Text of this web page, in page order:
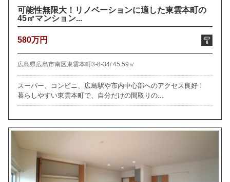
可能性無限大！リノベーションに適した東雲本町の
45㎡マンション...
580万円
広島県広島市南区東雲本町3-8-34/45.59㎡
スーパー、コンビニ、広島駅や市内中心部へのアクセス良好！
暮らしやすい東雲本町で、自分だけの間取りの...